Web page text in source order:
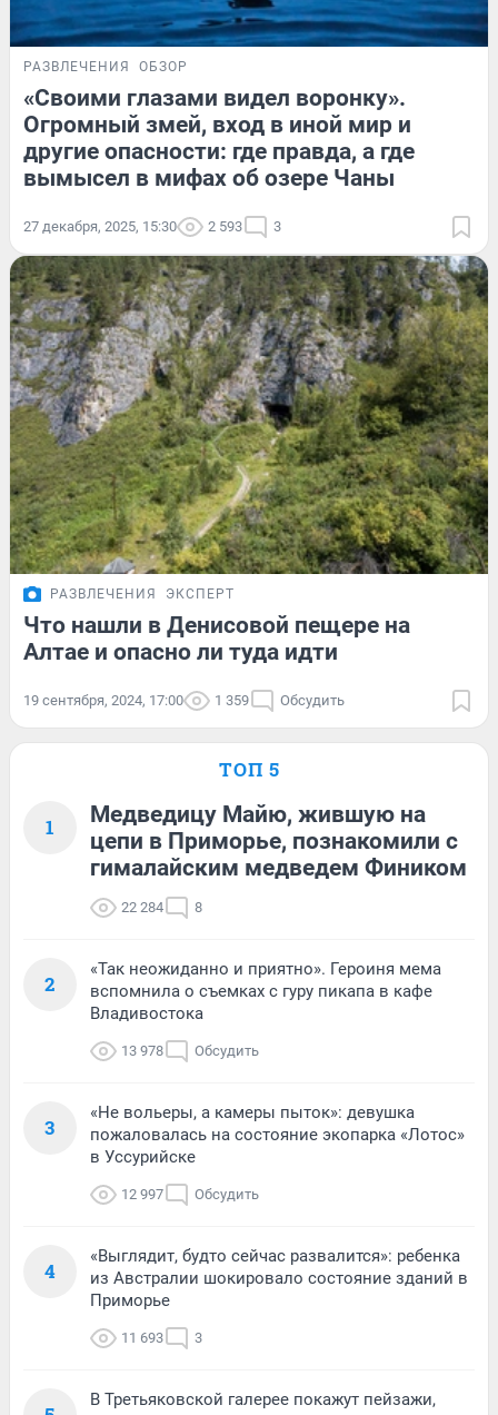
РАЗВЛЕЧЕНИЯ ОБЗОР
«Своими глазами видел воронку».
Огромный змей, вход в иной мир и
другие опасности: где правда, а где
вымысел в мифах об озере Чаны
27 декабря, 2025, 15:30 2 593 3
РАЗВЛЕЧЕНИЯ ЭКСПЕРТ
Что нашли в Денисовой пещере на
Алтае и опасно ли туда идти
19 сентября, 2024, 17:00 1 359 Обсудить
ТОП 5
1
Медведицу Майю, жившую на
цепи в Приморье, познакомили с
гималайским медведем Фиником
22 284 8
2
«Так неожиданно и приятно». Героиня мема
вспомнила о съемках с гуру пикапа в кафе
Владивостока
13 978 Обсудить
3
«Не вольеры, а камеры пыток»: девушка
пожаловалась на состояние экопарка «Лотос»
в Уссурийске
12 997 Обсудить
4
«Выглядит, будто сейчас развалится»: ребенка
из Австралии шокировало состояние зданий в
Приморье
11 693 3
В Третьяковской галерее покажут пейзажи,